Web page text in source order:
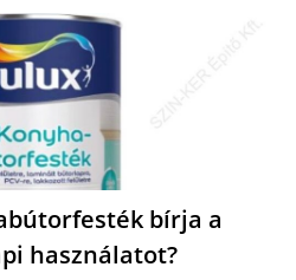
bírja a
használatot?